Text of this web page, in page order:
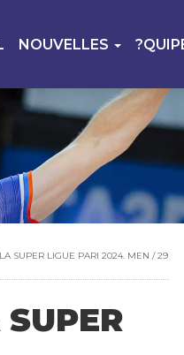
NOUVELLES
SUPER LIGUE PARI 2024. MEN / 29